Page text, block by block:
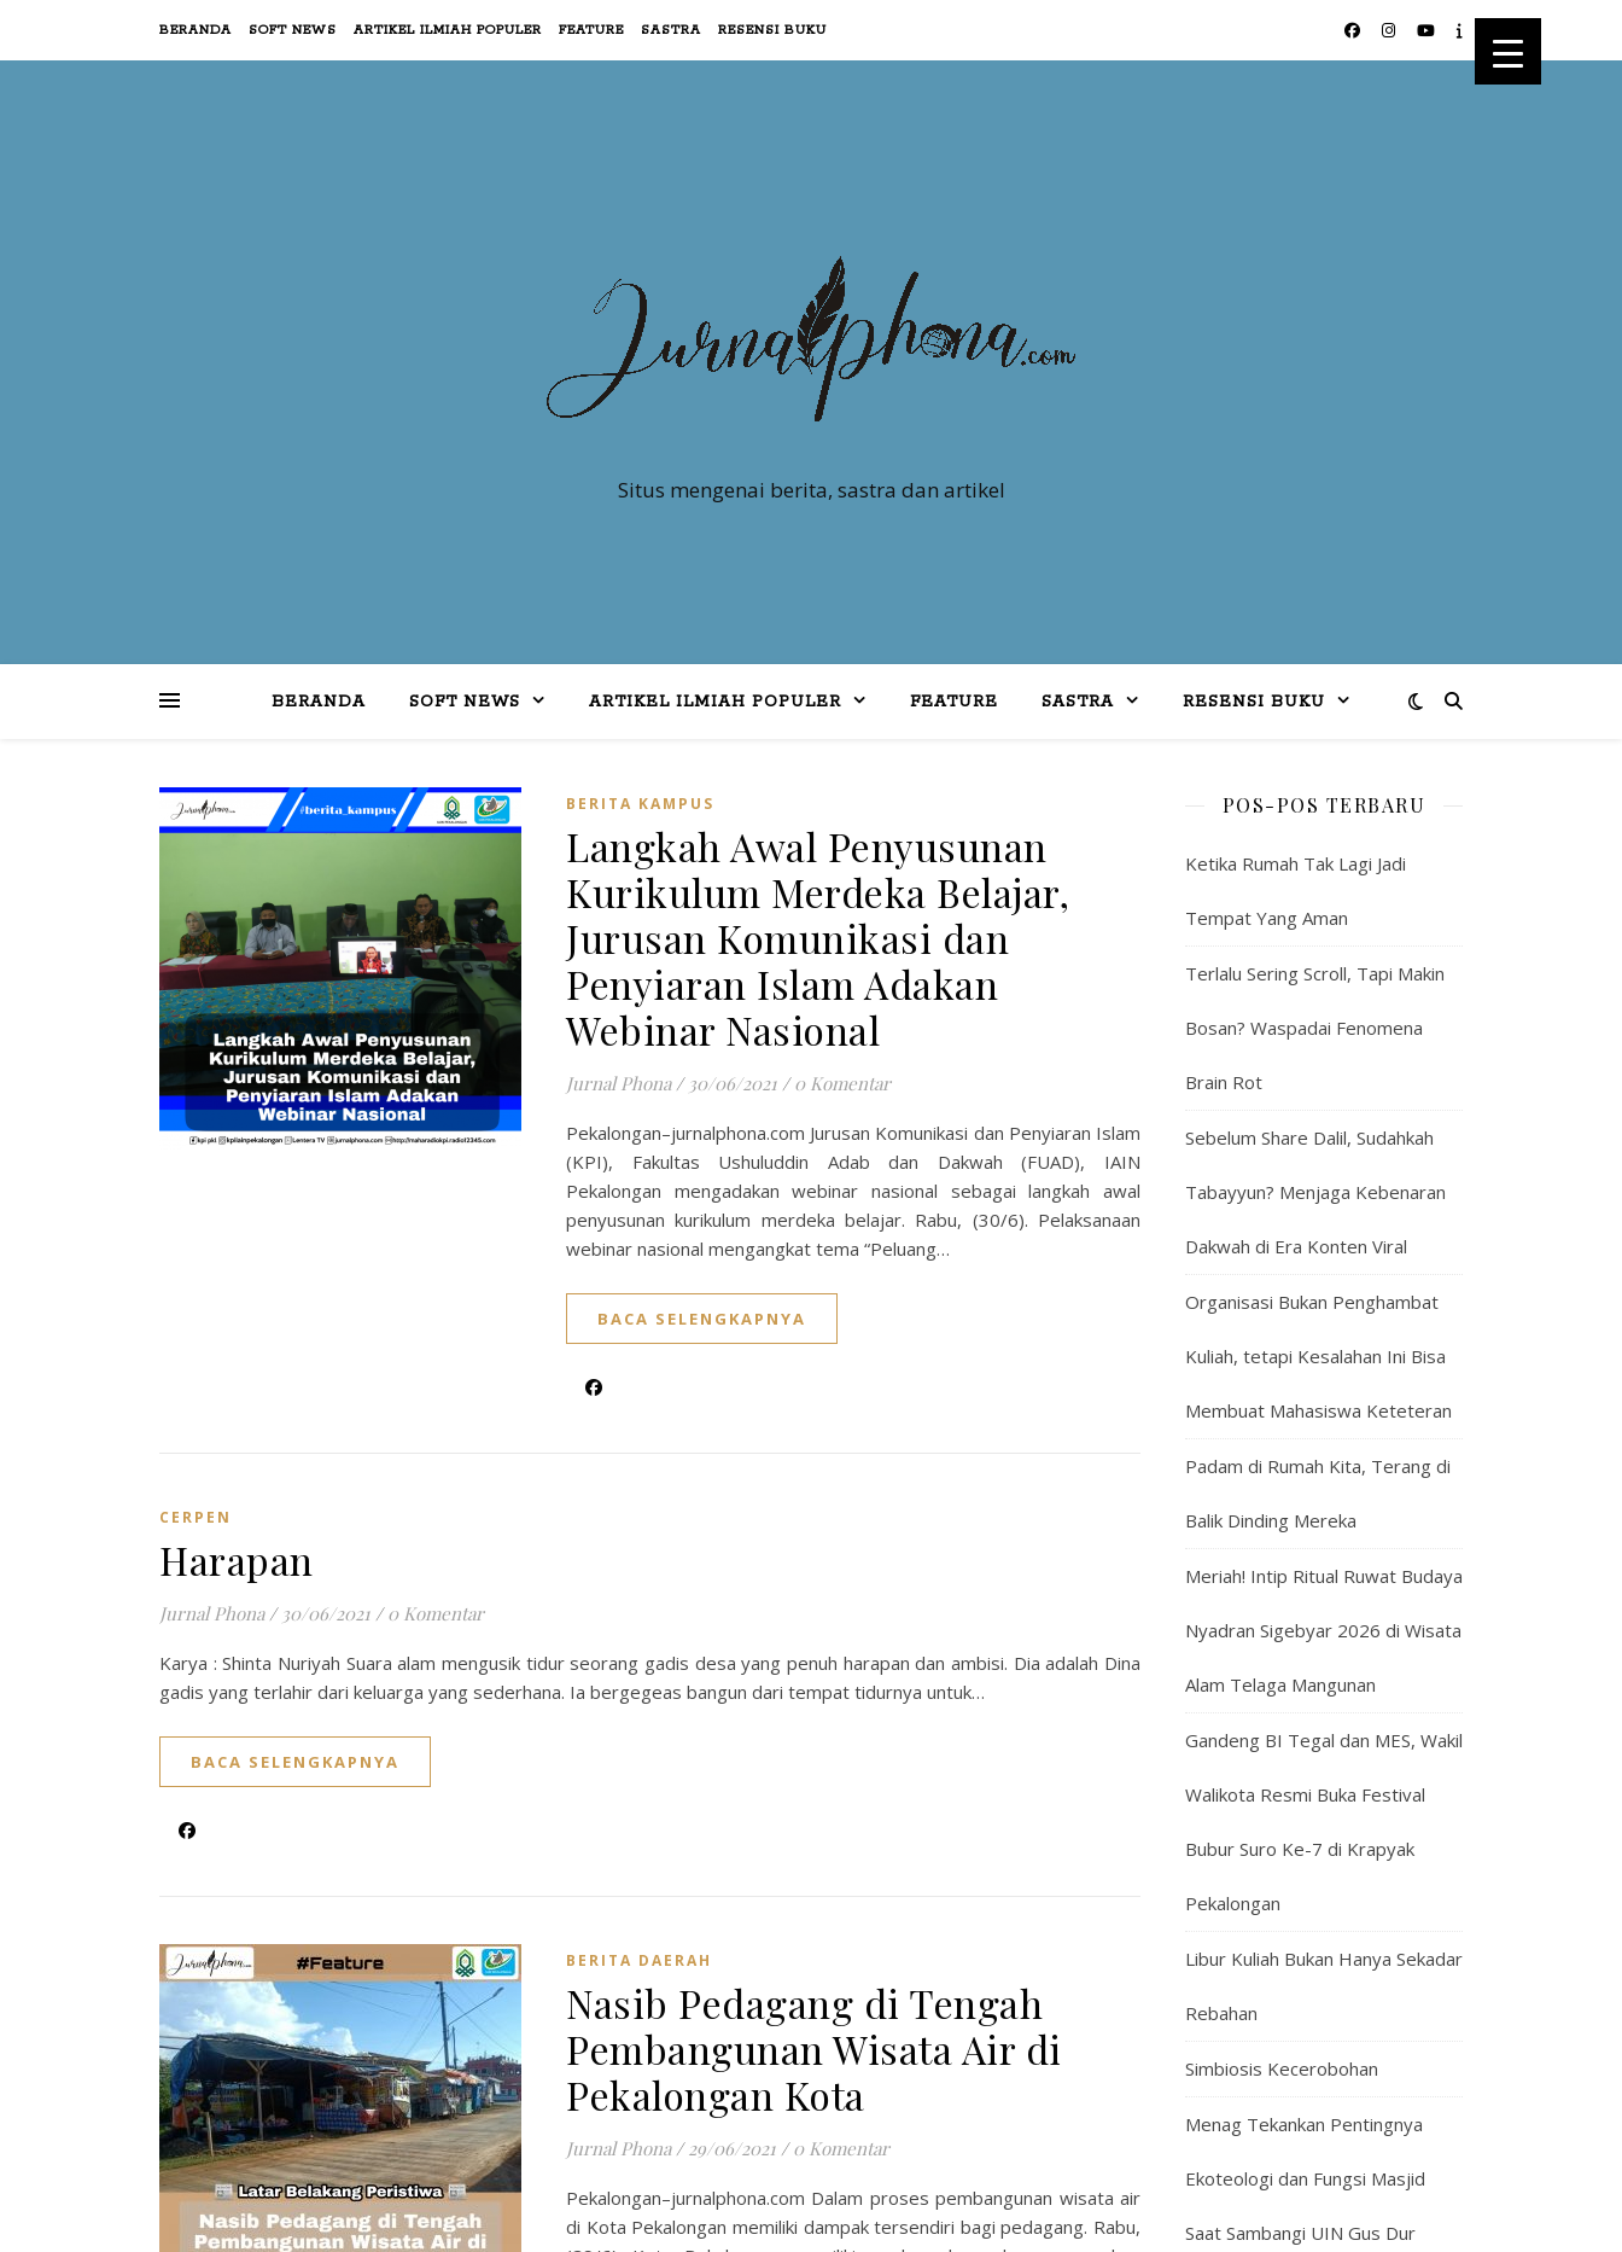
BERANDA SOFT NEWS ARTIKEL ILMIAH POPULER FEATURE SASTRA RESENSI BUKU
Situs mengenai berita, sastra dan artikel
BERANDA SOFT NEWS ARTIKEL ILMIAH POPULER FEATURE SASTRA RESENSI BUKU
BERITA KAMPUS
Langkah Awal Penyusunan
Kurikulum Merdeka Belajar,
Jurusan Komunikasi dan
Penyiaran Islam Adakan
Webinar Nasional
Jurnal Phona / 30/06/2021 / 0 Komentar
Pekalongan–jurnalphona.com Jurusan Komunikasi dan Penyiaran Islam
(KPI), Fakultas Ushuluddin Adab dan Dakwah (FUAD), IAIN
Pekalongan mengadakan webinar nasional sebagai langkah awal
penyusunan kurikulum merdeka belajar. Rabu, (30/6). Pelaksanaan
webinar nasional mengangkat tema “Peluang…
BACA SELENGKAPNYA
CERPEN
Harapan
Jurnal Phona / 30/06/2021 / 0 Komentar
Karya : Shinta Nuriyah Suara alam mengusik tidur seorang gadis desa yang penuh harapan dan ambisi. Dia adalah Dina
gadis yang terlahir dari keluarga yang sederhana. Ia bergegeas bangun dari tempat tidurnya untuk…
BACA SELENGKAPNYA
BERITA DAERAH
Nasib Pedagang di Tengah
Pembangunan Wisata Air di
Pekalongan Kota
Jurnal Phona / 29/06/2021 / 0 Komentar
Pekalongan–jurnalphona.com Dalam proses pembangunan wisata air
di Kota Pekalongan memiliki dampak tersendiri bagi pedagang. Rabu,
POS-POS TERBARU
Ketika Rumah Tak Lagi Jadi
Tempat Yang Aman
Terlalu Sering Scroll, Tapi Makin
Bosan? Waspadai Fenomena
Brain Rot
Sebelum Share Dalil, Sudahkah
Tabayyun? Menjaga Kebenaran
Dakwah di Era Konten Viral
Organisasi Bukan Penghambat
Kuliah, tetapi Kesalahan Ini Bisa
Membuat Mahasiswa Keteteran
Padam di Rumah Kita, Terang di
Balik Dinding Mereka
Meriah! Intip Ritual Ruwat Budaya
Nyadran Sigebyar 2026 di Wisata
Alam Telaga Mangunan
Gandeng BI Tegal dan MES, Wakil
Walikota Resmi Buka Festival
Bubur Suro Ke-7 di Krapyak
Pekalongan
Libur Kuliah Bukan Hanya Sekadar
Rebahan
Simbiosis Kecerobohan
Menag Tekankan Pentingnya
Ekoteologi dan Fungsi Masjid
Saat Sambangi UIN Gus Dur